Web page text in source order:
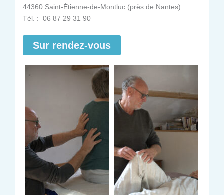
44360 Saint-Étienne-de-Montluc (près de Nantes)
Tél. : 06 87 29 31 90
Sur rendez-vous